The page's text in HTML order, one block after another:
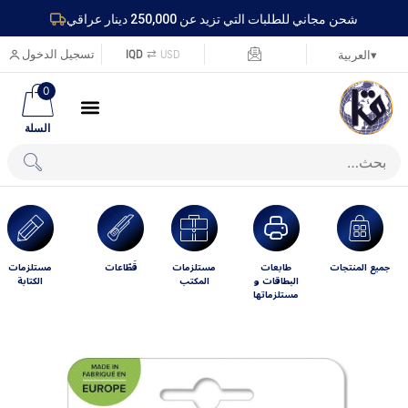
شحن مجاني للطلبات التي تزيد عن 250,000 دينار عراقي
تسجيل الدخول IQD ⇄ USD العربية▾
0
السلة
جميع المنتجات طابعات
البطاقات و
مستلزماتها
مستلزمات
المكتب
قَطّاعات مستلزمات
الكتابة